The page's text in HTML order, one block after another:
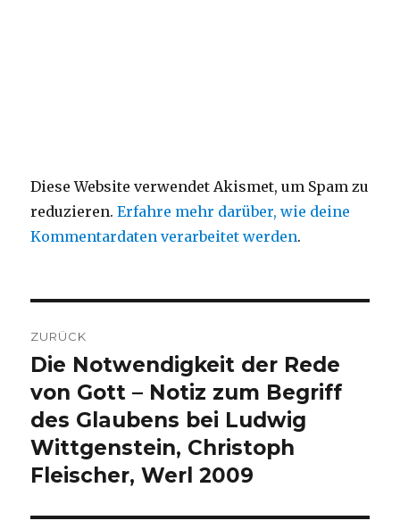
Diese Website verwendet Akismet, um Spam zu
reduzieren.Erfahre mehr darüber, wie deine
Kommentardaten verarbeitet werden.
ZURÜCK
Vorheriger
Beitrag:
Die Notwendigkeit der Rede
von Gott – Notiz zum Begriff
des Glaubens bei Ludwig
Wittgenstein, Christoph
Fleischer, Werl 2009